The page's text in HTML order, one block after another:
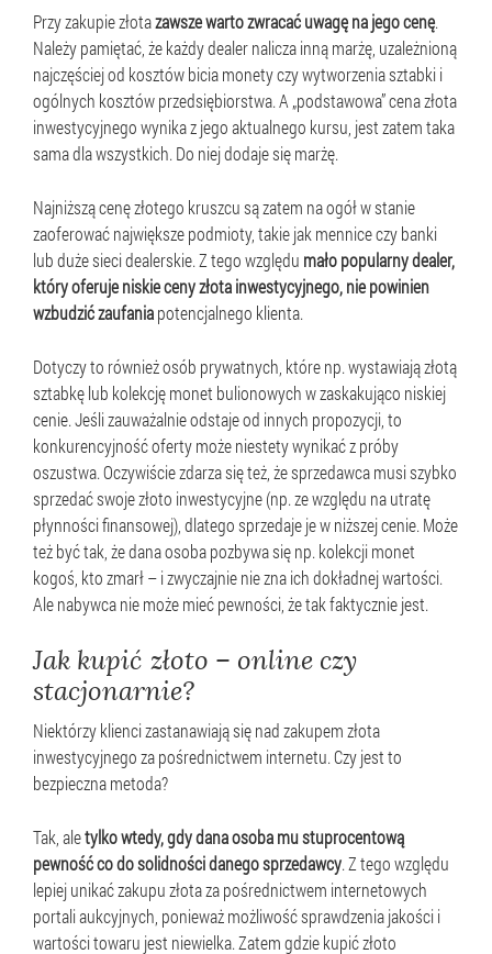
Przy zakupie złotazawsze warto zwracać uwagę na jego cenę.
Należy pamiętać, że każdy dealer nalicza inną marżę, uzależnioną
najczęściej od kosztów bicia monety czy wytworzenia sztabki i
ogólnych kosztów przedsiębiorstwa. A „podstawowa” cena złota
inwestycyjnego wynika z jego aktualnego kursu, jest zatem taka
sama dla wszystkich. Do niej dodaje się marżę.
Najniższą cenę złotego kruszcu są zatem na ogół w stanie
zaoferować największe podmioty, takie jak mennice czy banki
lub duże sieci dealerskie. Z tego względu mało popularny dealer,
który oferuje niskie ceny złota inwestycyjnego, nie powinien
wzbudzić zaufaniapotencjalnego klienta.
Dotyczy to również osób prywatnych, które np. wystawiają złotą
sztabkę lub kolekcję monet bulionowych w zaskakująco niskiej
cenie. Jeśli zauważalnie odstaje od innych propozycji, to
konkurencyjność oferty może niestety wynikać z próby
oszustwa. Oczywiście zdarza się też, że sprzedawca musi szybko
sprzedać swoje złoto inwestycyjne (np. ze względu na utratę
płynności finansowej), dlatego sprzedaje je w niższej cenie. Może
też być tak, że dana osoba pozbywa się np. kolekcji monet
kogoś, kto zmarł – i zwyczajnie nie zna ich dokładnej wartości.
Ale nabywca nie może mieć pewności, że tak faktycznie jest.
Jak kupić złoto – online czy
stacjonarnie?
Niektórzy klienci zastanawiają się nad zakupem złota
inwestycyjnego za pośrednictwem internetu. Czy jest to
bezpieczna metoda?
Tak, aletylko wtedy, gdy dana osoba mu stuprocentową
pewność co do solidności danego sprzedawcy. Z tego względu
lepiej unikać zakupu złota za pośrednictwem internetowych
portali aukcyjnych, ponieważ możliwość sprawdzenia jakości i
wartości towaru jest niewielka. Zatem gdzie kupić złoto